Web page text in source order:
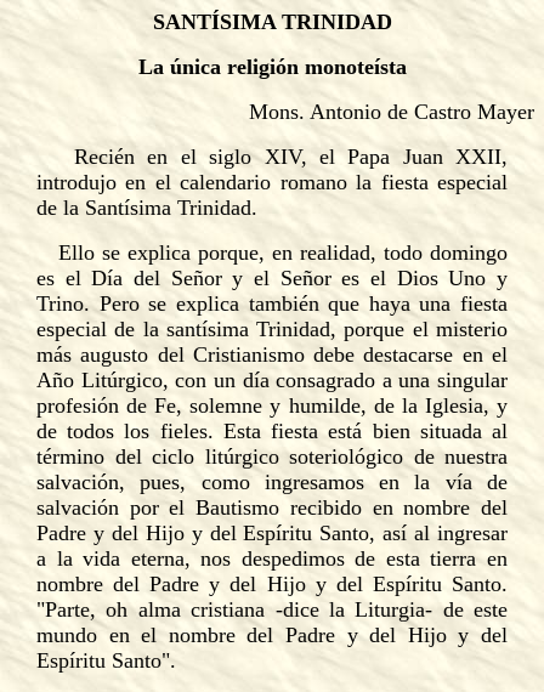
SANTÍSIMA TRINIDAD
La única religión monoteísta
Mons. Antonio de Castro Mayer
Recién en el siglo XIV, el Papa Juan XXII,
introdujo en el calendario romano la fiesta especial
de la Santísima Trinidad.
Ello se explica porque, en realidad, todo domingo
es el Día del Señor y el Señor es el Dios Uno y
Trino. Pero se explica también que haya una fiesta
especial de la santísima Trinidad, porque el misterio
más augusto del Cristianismo debe destacarse en el
Año Litúrgico, con un día consagrado a una singular
profesión de Fe, solemne y humilde, de la Iglesia, y
de todos los fieles. Esta fiesta está bien situada al
término del ciclo litúrgico soteriológico de nuestra
salvación, pues, como ingresamos en la vía de
salvación por el Bautismo recibido en nombre del
Padre y del Hijo y del Espíritu Santo, así al ingresar
a la vida eterna, nos despedimos de esta tierra en
nombre del Padre y del Hijo y del Espíritu Santo.
"Parte, oh alma cristiana -dice la Liturgia- de este
mundo en el nombre del Padre y del Hijo y del
Espíritu Santo".